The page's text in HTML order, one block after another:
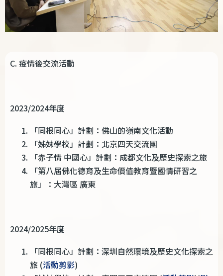
C. 疫情後交流活動
2023/2024年度
「同根同心」計劃：佛山的嶺南文化活動
「姊妹學校」計劃：北京四天交流團
「赤子情 中國心」計劃：成都文化及歷史探索之旅
「第八屆佛化德育及生命價值教育暨國情研習之
旅」：大灣區 廣東
2024/2025年度
「同根同心」計劃：深圳自然環境及歷史文化探索之
旅 (活動剪影)